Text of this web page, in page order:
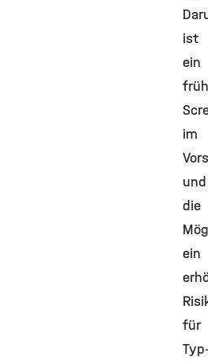
ist
ein
im
und
die
ein
für